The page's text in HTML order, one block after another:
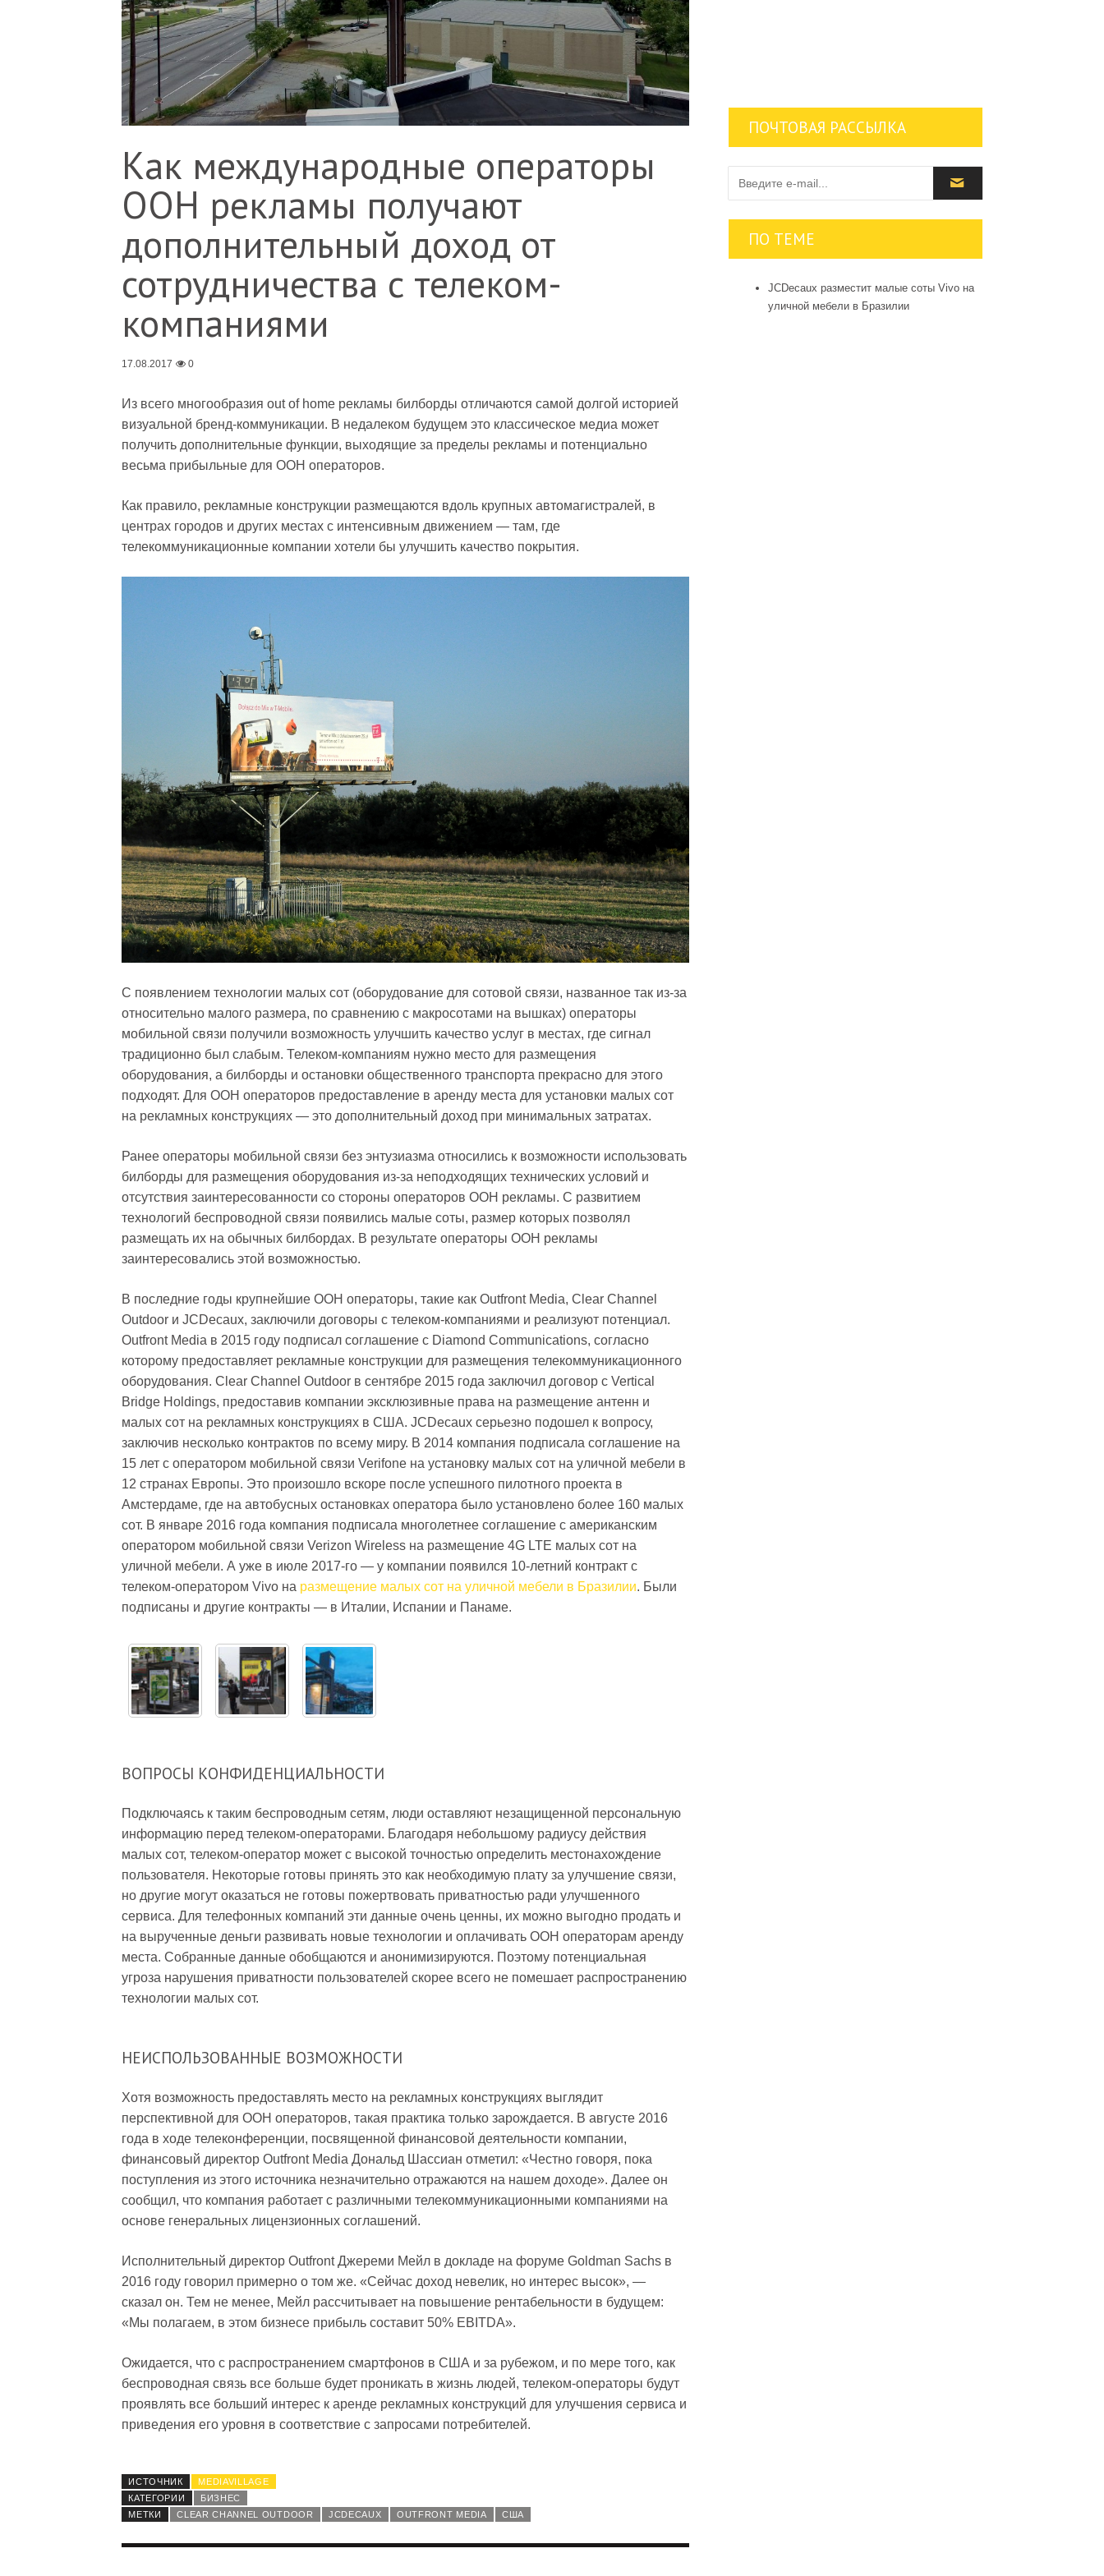
Как международные операторы
OOH рекламы получают
дополнительный доход от
сотрудничества с телеком-
компаниями
17.08.2017 0
Из всего многообразия out of home рекламы билборды отличаются самой долгой историей
визуальной бренд-коммуникации. В недалеком будущем это классическое медиа может
получить дополнительные функции, выходящие за пределы рекламы и потенциально
весьма прибыльные для OOH операторов.
Как правило, рекламные конструкции размещаются вдоль крупных автомагистралей, в
центрах городов и других местах с интенсивным движением — там, где
телекоммуникационные компании хотели бы улучшить качество покрытия.
С появлением технологии малых сот (оборудование для сотовой связи, названное так из-за
относительно малого размера, по сравнению с макросотами на вышках) операторы
мобильной связи получили возможность улучшить качество услуг в местах, где сигнал
традиционно был слабым. Телеком-компаниям нужно место для размещения
оборудования, а билборды и остановки общественного транспорта прекрасно для этого
подходят. Для OOH операторов предоставление в аренду места для установки малых сот
на рекламных конструкциях — это дополнительный доход при минимальных затратах.
Ранее операторы мобильной связи без энтузиазма относились к возможности использовать
билборды для размещения оборудования из-за неподходящих технических условий и
отсутствия заинтересованности со стороны операторов OOH рекламы. С развитием
технологий беспроводной связи появились малые соты, размер которых позволял
размещать их на обычных билбордах. В результате операторы OOH рекламы
заинтересовались этой возможностью.
В последние годы крупнейшие OOH операторы, такие как Outfront Media, Clear Channel
Outdoor и JCDecaux, заключили договоры с телеком-компаниями и реализуют потенциал.
Outfront Media в 2015 году подписал соглашение с Diamond Communications, согласно
которому предоставляет рекламные конструкции для размещения телекоммуникационного
оборудования. Clear Channel Outdoor в сентябре 2015 года заключил договор с Vertical
Bridge Holdings, предоставив компании эксклюзивные права на размещение антенн и
малых сот на рекламных конструкциях в США. JCDecaux серьезно подошел к вопросу,
заключив несколько контрактов по всему миру. В 2014 компания подписала соглашение на
15 лет с оператором мобильной связи Verifone на установку малых сот на уличной мебели в
12 странах Европы. Это произошло вскоре после успешного пилотного проекта в
Амстердаме, где на автобусных остановках оператора было установлено более 160 малых
сот. В январе 2016 года компания подписала многолетнее соглашение с американским
оператором мобильной связи Verizon Wireless на размещение 4G LTE малых сот на
уличной мебели. А уже в июле 2017-го — у компании появился 10-летний контракт с
телеком-оператором Vivo на размещение малых сот на уличной мебели в Бразилии. Были
подписаны и другие контракты — в Италии, Испании и Панаме.
ВОПРОСЫ КОНФИДЕНЦИАЛЬНОСТИ
Подключаясь к таким беспроводным сетям, люди оставляют незащищенной персональную
информацию перед телеком-операторами. Благодаря небольшому радиусу действия
малых сот, телеком-оператор может с высокой точностью определить местонахождение
пользователя. Некоторые готовы принять это как необходимую плату за улучшение связи,
но другие могут оказаться не готовы пожертвовать приватностью ради улучшенного
сервиса. Для телефонных компаний эти данные очень ценны, их можно выгодно продать и
на вырученные деньги развивать новые технологии и оплачивать OOH операторам аренду
места. Собранные данные обобщаются и анонимизируются. Поэтому потенциальная
угроза нарушения приватности пользователей скорее всего не помешает распространению
технологии малых сот.
НЕИСПОЛЬЗОВАННЫЕ ВОЗМОЖНОСТИ
Хотя возможность предоставлять место на рекламных конструкциях выглядит
перспективной для OOH операторов, такая практика только зарождается. В августе 2016
года в ходе телеконференции, посвященной финансовой деятельности компании,
финансовый директор Outfront Media Дональд Шассиан отметил: «Честно говоря, пока
поступления из этого источника незначительно отражаются на нашем доходе». Далее он
сообщил, что компания работает с различными телекоммуникационными компаниями на
основе генеральных лицензионных соглашений.
Исполнительный директор Outfront Джереми Мейл в докладе на форуме Goldman Sachs в
2016 году говорил примерно о том же. «Сейчас доход невелик, но интерес высок», —
сказал он. Тем не менее, Мейл рассчитывает на повышение рентабельности в будущем:
«Мы полагаем, в этом бизнесе прибыль составит 50% EBITDA».
Ожидается, что с распространением смартфонов в США и за рубежом, и по мере того, как
беспроводная связь все больше будет проникать в жизнь людей, телеком-операторы будут
проявлять все больший интерес к аренде рекламных конструкций для улучшения сервиса и
приведения его уровня в соответствие с запросами потребителей.
ИСТОЧНИК
MEDIAVILLAGE
КАТЕГОРИИ
БИЗНЕС
МЕТКИ
CLEAR CHANNEL OUTDOOR JCDECAUX OUTFRONT MEDIA США
ПОЧТОВАЯ РАССЫЛКА
ПО ТЕМЕ
JCDecaux разместит малые соты Vivo на
уличной мебели в Бразилии